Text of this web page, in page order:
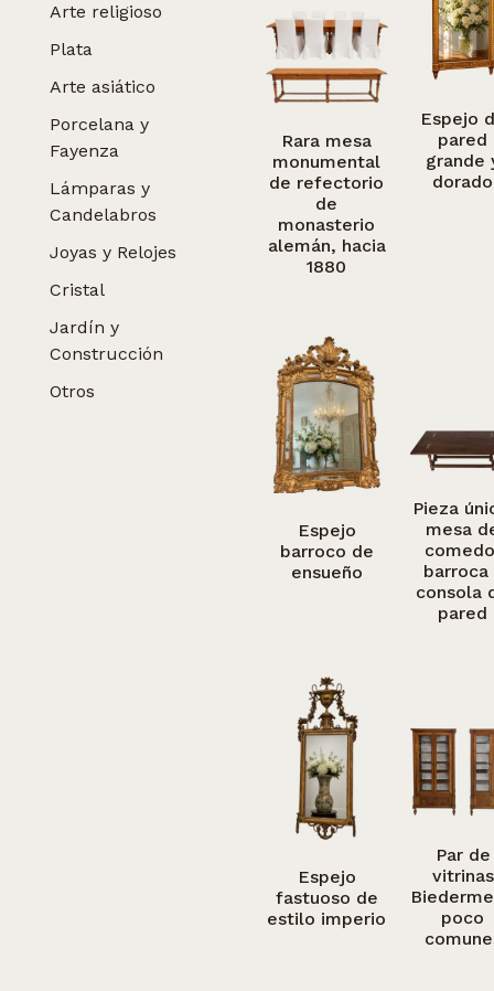
Arte religioso
Plata
Arte asiático
Porcelana y
Fayenza
Lámparas y
Candelabros
Joyas y Relojes
Cristal
Jardín y
Construcción
Otros
Rara mesa
monumental
de refectorio
de
monasterio
alemán, hacia
1880
Espejo
pared
grande
dorado
Espejo
barroco de
ensueño
Pieza
mesa
consola
pared
Espejo
fastuoso de
estilo imperio
Par de
vitrinas
poco